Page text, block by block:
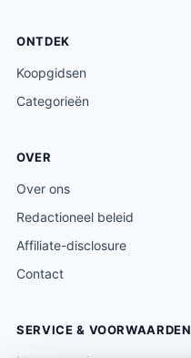
ONTDEK
Koopgidsen
Categorieën
OVER
Over ons
Redactioneel beleid
Affiliate-disclosure
Contact
SERVICE & VOORWAARDEN